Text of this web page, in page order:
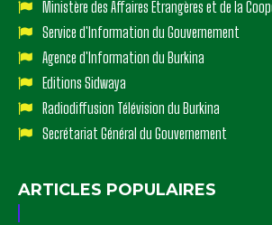
Ministère des Affaires Etrangères et de la
Service d'Information du Gouvernement
Agence d'Information du Burkina
Editions Sidwaya
Radiodiffusion Télévision du Burkina
Secrétariat Général du Gouvernement
ARTICLES POPULAIRES